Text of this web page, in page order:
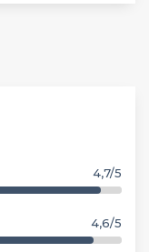
4,7/5
4,6/5